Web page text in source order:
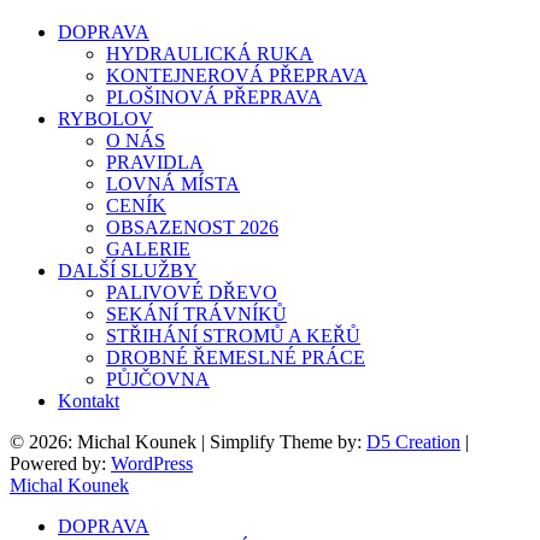
DOPRAVA
HYDRAULICKÁ RUKA
KONTEJNEROVÁ PŘEPRAVA
PLOŠINOVÁ PŘEPRAVA
RYBOLOV
O NÁS
PRAVIDLA
LOVNÁ MÍSTA
CENÍK
OBSAZENOST 2026
GALERIE
DALŠÍ SLUŽBY
PALIVOVÉ DŘEVO
SEKÁNÍ TRÁVNÍKŮ
STŘIHÁNÍ STROMŮ A KEŘŮ
DROBNÉ ŘEMESLNÉ PRÁCE
PŮJČOVNA
Kontakt
© 2026: Michal Kounek | Simplify Theme by: D5 Creation |
Powered by: WordPress
Michal Kounek
DOPRAVA